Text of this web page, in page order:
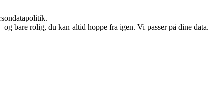
bare rolig, du kan altid hoppe fra igen. Vi passer på dine data.